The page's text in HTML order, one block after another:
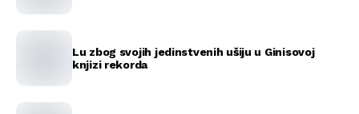
Lu zbog svojih jedinstvenih ušiju u Ginisovoj
knjizi rekorda